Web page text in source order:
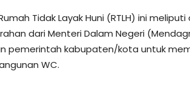
Tidak Layak Huni (RTLH) ini
dari Menteri Dalam Negeri
pemerintah kabupaten/kota untuk
WC.